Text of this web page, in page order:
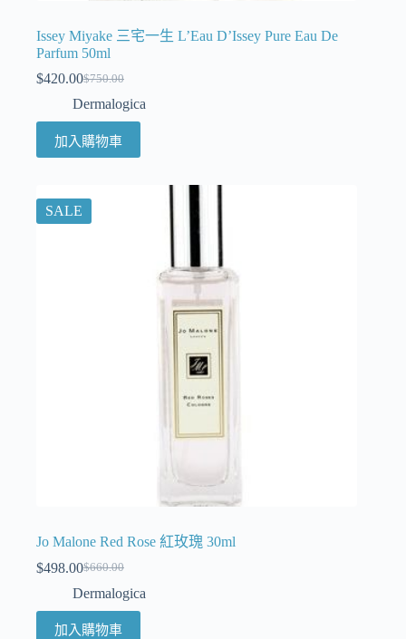
Issey Miyake 三宅一生 L’Eau D’Issey Pure Eau De
Parfum 50ml
$750.00
$420.00
Dermalogica
加入購物車
SALE
Jo Malone Red Rose 紅玫瑰 30ml
$660.00
$498.00
Dermalogica
加入購物車